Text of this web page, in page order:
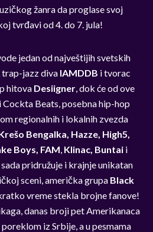
žanra da proglase svoj
tvrđavi od 4. do 7. jula!
jedan od najveštijih svetskih
, trap-jazz diva IAMDDB i tvorac
hitova Desiigner , dok će od ove
Beats, posebna hip-hop
regionalnih i lokalnih zvezda
Bengalka, Hazze, High5,
Boys, FAM Klinac, Buntai i
pridružuje i krajnje unikatan
sceni, američka grupa Black
vreme stekla brojne fanove!
danas broji pet Amerikanaca
iz Srbije, a u pesmama